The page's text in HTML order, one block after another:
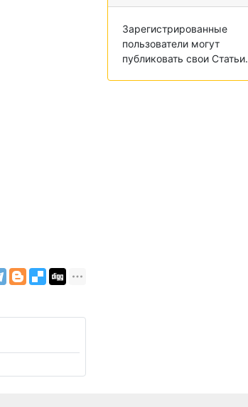
Зарегистрированные
пользователи могут
публиковать свои Статьи.